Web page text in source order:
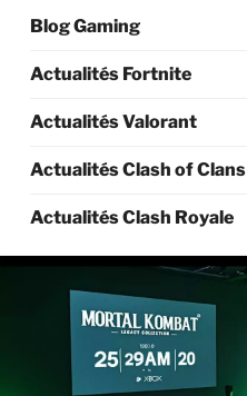
Blog Gaming
Actualités Fortnite
Actualités Valorant
Actualités Clash of Clans
Actualités Clash Royale